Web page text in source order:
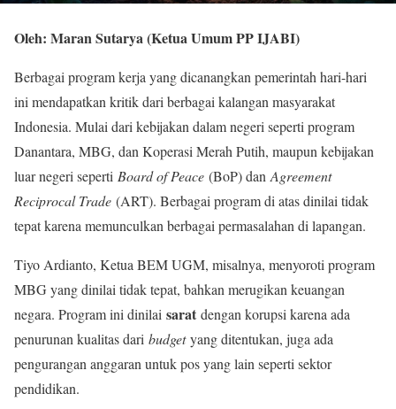
Oleh: Maran Sutarya (Ketua Umum PP IJABI)
Berbagai program kerja yang dicanangkan pemerintah hari-hari
ini mendapatkan kritik dari berbagai kalangan masyarakat
Indonesia. Mulai dari kebijakan dalam negeri seperti program
Danantara, MBG, dan Koperasi Merah Putih, maupun kebijakan
luar negeri seperti Board of Peace (BoP) dan Agreement
Reciprocal Trade (ART). Berbagai program di atas dinilai tidak
tepat karena memunculkan berbagai permasalahan di lapangan.
Tiyo Ardianto, Ketua BEM UGM, misalnya, menyoroti program
MBG yang dinilai tidak tepat, bahkan merugikan keuangan
negara. Program ini dinilai sarat dengan korupsi karena ada
penurunan kualitas dari budgetyang ditentukan, juga ada
pengurangan anggaran untuk pos yang lain seperti sektor
pendidikan.